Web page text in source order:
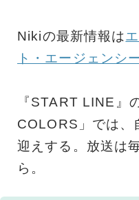
Nikiの最新情報は
ト・エージェンシ
『START LINE』
COLORS」では、
迎えする。放送は
ら。